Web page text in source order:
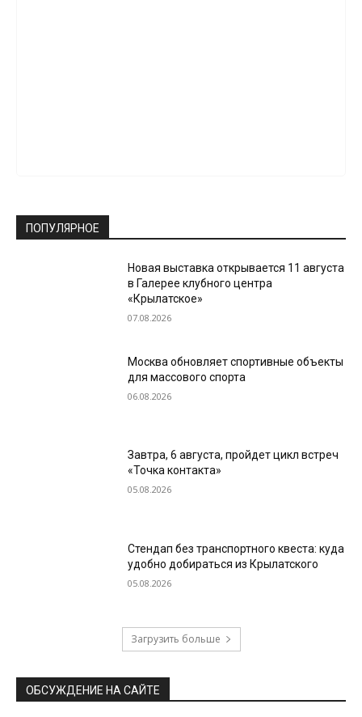
ПОПУЛЯРНОЕ
Новая выставка открывается 11 августа
в Галерее клубного центра
«Крылатское»
07.08.2026
Москва обновляет спортивные объекты
для массового спорта
06.08.2026
Завтра, 6 августа, пройдет цикл встреч
«Точка контакта»
05.08.2026
Стендап без транспортного квеста: куда
удобно добираться из Крылатского
05.08.2026
Загрузить больше
ОБСУЖДЕНИЕ НА САЙТЕ